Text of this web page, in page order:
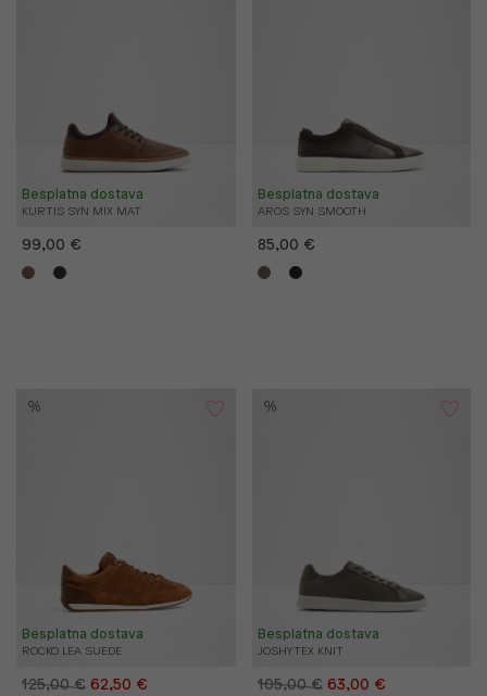
KURTIS SYN MIX MAT
Besplatna dostava
99,00 €
AROS SYN SMOOTH
Besplatna dostava
85,00 €
ROCKO LEA SUEDE
Besplatna dostava
%
125,00 € 62,50 €
JOSHY TEX KNIT
Besplatna dostava
%
105,00 € 63,00 €